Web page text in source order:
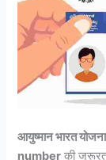
आयुष्मान भारत योजना
number की